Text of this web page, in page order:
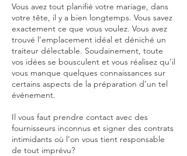
Vous avez tout planifié votre mariage, dans
votre tête, il y a bien longtemps. Vous savez
exactement ce que vous voulez. Vous avez
trouvé l’emplacement idéal et déniché un
traiteur délectable. Soudainement, toute
vos idées se bousculent et vous réalisez qu’il
vous manque quelques connaissances sur
certains aspects de la préparation d’un tel
événement.
Il vous faut prendre contact avec des
fournisseurs inconnus et signer des contrats
intimidants où l’on vous tient responsable
de tout imprévu?